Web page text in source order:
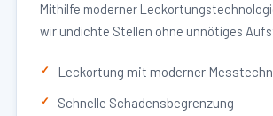
Mithilfe moderner
wir undichte Stellen ohne unnötiges
Leckortung mit moderner
Schnelle Schadensbegrenzung